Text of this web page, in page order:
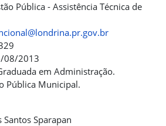
Pública - Assistência Técnica de
08/2013
em Administração.
Pública Municipal.
Sparapan